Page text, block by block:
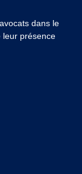
dans le
leur présence